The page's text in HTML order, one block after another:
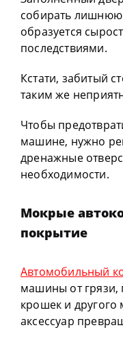
собирать лишнюю
образуется
последствиями.
Кстати, забитый
таким же
Чтобы
машине, нужно
дренажные
необходимости.
Мокрые
покрытие
Автомобильный
машины от грязи,
крошек и
аксессуар